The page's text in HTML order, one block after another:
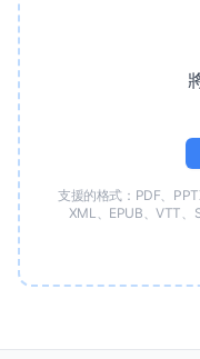
支援的格式：PDF、
XML、EPUB、VTT、